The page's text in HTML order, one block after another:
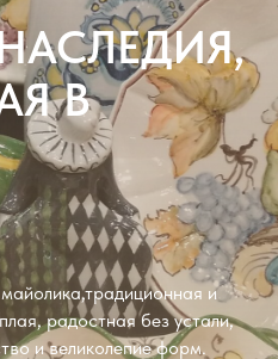
В
и
радостная без устали,
и великолепие форм.